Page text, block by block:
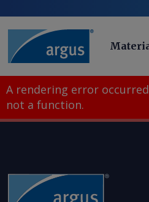
A rendering error
not a function.